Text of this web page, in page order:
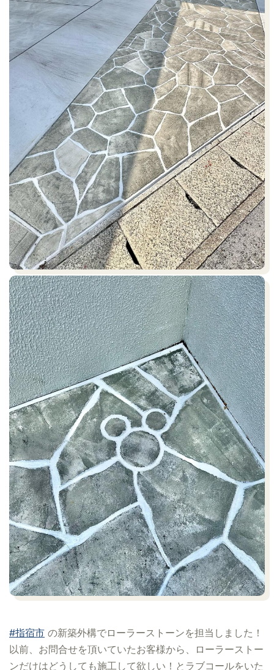
#指宿市 の新築外構でローラーストーンを担当しました！
以前、お問合せを頂いていたお客様から、ローラーストー
ンだけはどうしても施工して欲しい！とラブコールをいた